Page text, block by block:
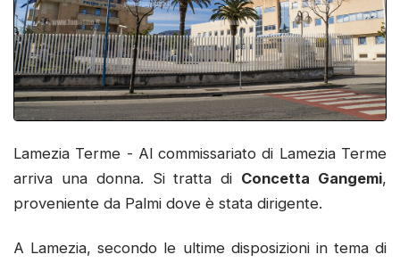
Lamezia Terme - Al commissariato di Lamezia Terme
arriva una donna. Si tratta di Concetta Gangemi,
proveniente da Palmi dove è stata dirigente.
A Lamezia, secondo le ultime disposizioni in tema di